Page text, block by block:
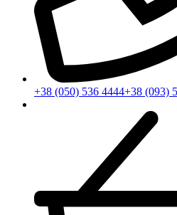
+38 (050) 536 4444+38 (093)